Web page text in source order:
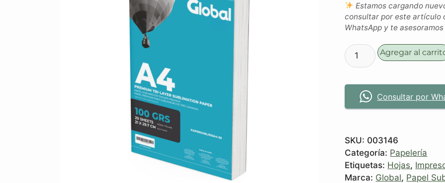
Estamos cargando
consultar por este artículo
WhatsApp y te
Agregar al
Consultar por
SKU: 003146
Categoría: Papelería
Etiquetas: Hojas,
Marca: Global, Papel